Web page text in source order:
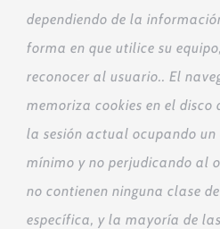
dependiendo de la
forma en que utilice su
reconocer al usuario.. El
memoriza cookies en el
la sesión actual ocupando un
mínimo y no perjudicando al
no contienen ninguna clase
específica, y la mayoría de